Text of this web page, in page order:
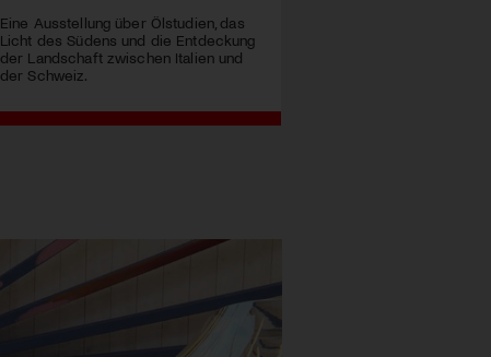
Eine Ausstellung über Ölstudien, das
Licht des Südens und die Entdeckung
der Landschaft zwischen Italien und
der Schweiz.